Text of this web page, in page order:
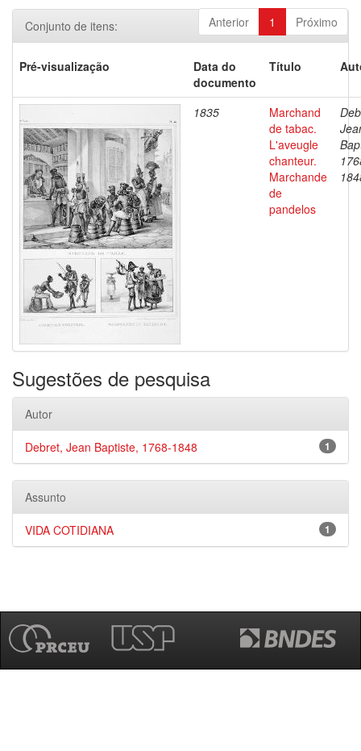
Anterior 1 Próximo
Conjunto de itens:
Pré-visualização
Data do
documento
Título
1835
Marchand
de tabac.
L'aveugle
chanteur.
Marchande
de
pandelos
Sugestões de pesquisa
Autor
1
Debret, Jean Baptiste, 1768-1848
Assunto
1
VIDA COTIDIANA